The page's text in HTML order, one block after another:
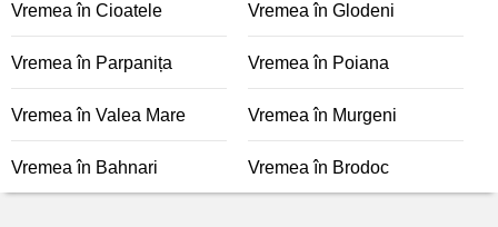
Vremea în Cioatele Vremea în Glodeni
Vremea în Parpanița Vremea în Poiana
Vremea în Valea Mare Vremea în Murgeni
Vremea în Bahnari Vremea în Brodoc